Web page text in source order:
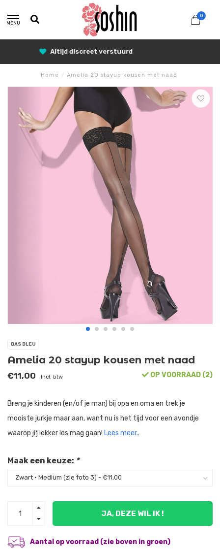
MENU
0
25% Korting met SUNSHINE25
Home / Amelia 20 stayup kousen met naad
BAS BLEU
Amelia 20 stayup kousen met naad
€11,00 Incl. btw OP VOORRAAD (2)
Breng je kinderen (en/of je man) bij opa en oma en trek je
mooiste jurkje maar aan, want nu is het tijd voor een avondje
waarop jíj lekker los mag gaan! Lees meer..
Maak een keuze: *
JA, DEZE WIL IK !
Aantal op voorraad (zie boven in groen)